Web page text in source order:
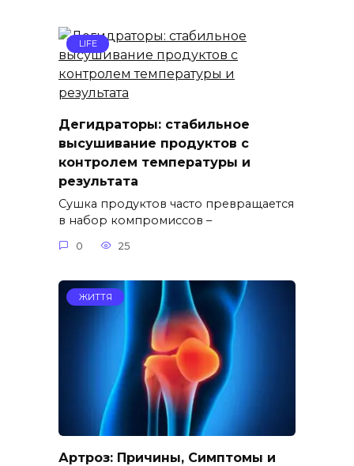
LIFE
Дегидраторы: стабильное
высушивание продуктов с
контролем температуры и
результата
Сушка продуктов часто превращается
в набор компромиссов –
0 25
ЖИТТЯ
Артроз: Причины, Симптомы и